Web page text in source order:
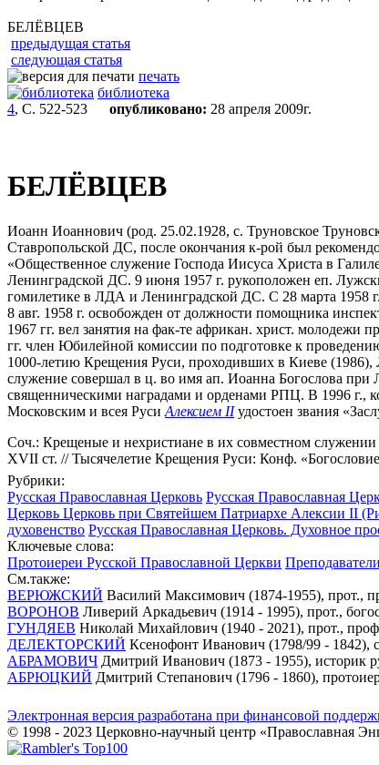
БЕЛЁВЦЕВ
предыдущая статья
следующая статья
печать
библиотека
4, С. 522-523 опубликовано: 28 апреля 2009г.
БЕЛЁВЦЕВ
Иоанн Иоаннович (род. 25.02.1928, с. Труновское
Ставропольской ДС, после окончания к-рой был
«Общественное служение Господа Иисуса Христа в
Ленинградской ДС. 9 июня 1957 г. рукоположен еп.
гомилетике в ЛДА и Ленинградской ДС. С 28 марта 1958
8 авг. 1958 г. освобожден от должности помощника
1967 гг. вел занятия на фак-те африкан. христ. молодежи
гг. член Юбилейной комиссии по подготовке к
1000-летию Крещения Руси, проходивших в Киеве (1986),
служение совершал в ц. во имя ап. Иоанна Богослова
священническими наградами и орденами РПЦ. В 1996 г.,
Московским и всея Руси Алексием IIудостоен звания
Соч.: Крещеные и нехристиане в их совместном
XVII ст. // Тысячелетие Крещения Руси: Конф.
Рубрики:
Русская Православная Церковь Русская Православная
Церковь Церковь при Святейшем Патриархе Алексии II
духовенство Русская Православная Церковь. Духовное
Ключевые слова:
Протоиереи Русской Православной Церкви
См.также:
ВЕРЮЖСКИЙ Василий Максимович (1874-1955), прот.,
ВОРОНОВ Ливерий Аркадьевич (1914 - 1995), прот.,
ГУНДЯЕВ Николай Михайлович (1940 - 2021), прот.,
ДЕЛЕКТОРСКИЙ Ксенофонт Иванович (1798/99 -
АБРАМОВИЧ Дмитрий Иванович (1873 - 1955), историк
АБРЮЦКИЙ Дмитрий Степанович (1796 - 1860),
Электронная версия разработана при финансовой
© 1998 - 2023 Церковно-научный центр «Православная